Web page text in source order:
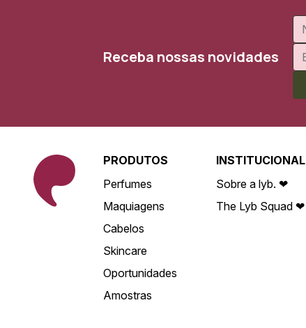
Receba nossas novidades
PRODUTOS
Perfumes
Maquiagens
Cabelos
Skincare
Oportunidades
Amostras
INSTITUCIONAL
Sobre a lyb. ❤
The Lyb Squad ❤